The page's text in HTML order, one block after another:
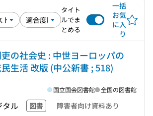
タイト
ルでま
とめる
一括
お気
に入
り
の社会史 : 中世ヨーロッパの
生活 改版 (中公新書 ; 518)
タル 図書 障害者向け資料あり
国立国会図書館 全国の図書館